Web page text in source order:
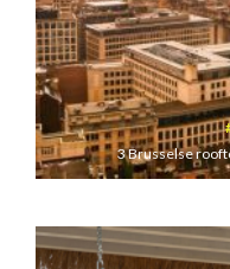
3 Brusselse